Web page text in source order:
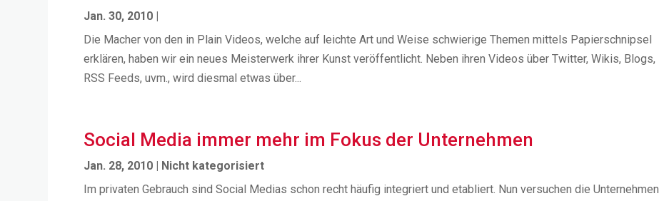
Jan. 30, 2010
Die Macher von den in Plain Videos, welche auf leichte Art und Weise schwierige Themen mittels Papierschnipsel
erklären, haben wir ein neues Meisterwerk ihrer Kunst veröffentlicht. Neben ihren Videos über Twitter, Wikis, Blogs,
RSS Feeds, uvm., wird diesmal etwas über...
Social Media immer mehr im Fokus der Unternehmen
Jan. 28, 2010
Nicht kategorisiert
Im privaten Gebrauch sind Social Medias schon recht häufig integriert und etabliert. Nun versuchen die Unternehmen